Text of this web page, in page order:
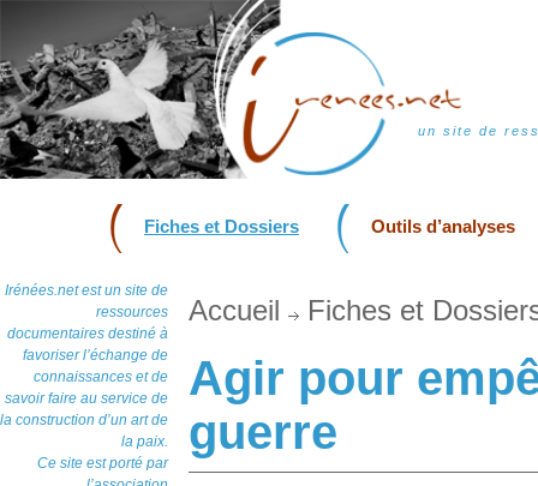
un site de
Fiches et Dossiers Outils d’analyses
Irénées.net est un site de
ressources
documentaires destiné à
favoriser l’échange de
connaissances et de
savoir faire au service de
la construction d’un art de
la paix.
Ce site est porté par
Accueil Fiches et
Agir pour
guerre